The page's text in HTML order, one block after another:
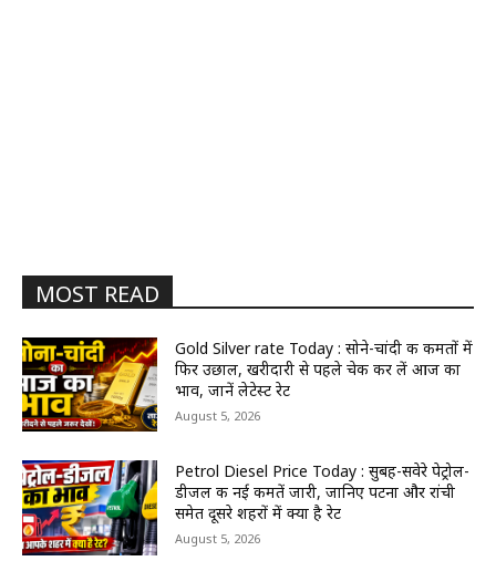
MOST READ
Gold Silver rate Today : सोने-चांदी की कीमतों में
फिर उछाल, खरीदारी से पहले चेक कर लें आज का
भाव, जानें लेटेस्ट रेट
August 5, 2026
Petrol Diesel Price Today : सुबह-सवेरे पेट्रोल-
डीजल की नई कीमतें जारी, जानिए पटना और रांची
समेत दूसरे शहरों में क्या है रेट
August 5, 2026